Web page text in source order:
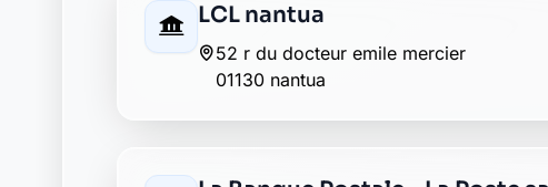
LCL nantua
52 r du docteur emile mercier
01130 nantua